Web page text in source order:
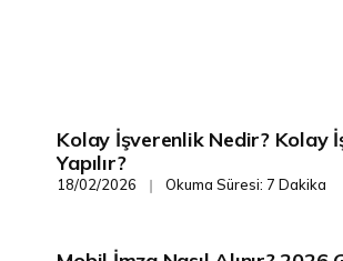
SGK/ İş Hukuku
Kolay İşverenlik Nedir? Kolay
Yapılır?
18/02/2026 ❘ Okuma Süresi: 7 Dakika